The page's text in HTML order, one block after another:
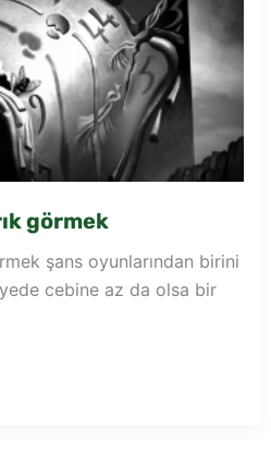
görmek
şans oyunlarından birini
cebine az da olsa bir